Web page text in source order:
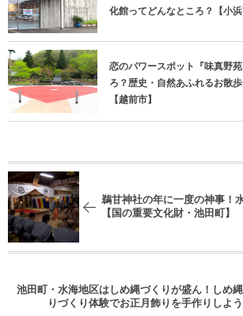
化館ってどんなところ？【小浜
恋のパワースポット『味真野
ろ？歴史・自然あふれるお散
【越前市】
鵜甘神社の年に一度の神事！
【国の重要文化財・池田町】
池田町・水海地区はしめ縄づくりが盛ん！しめ
りづくり体験でお正月飾りを手作りしよう